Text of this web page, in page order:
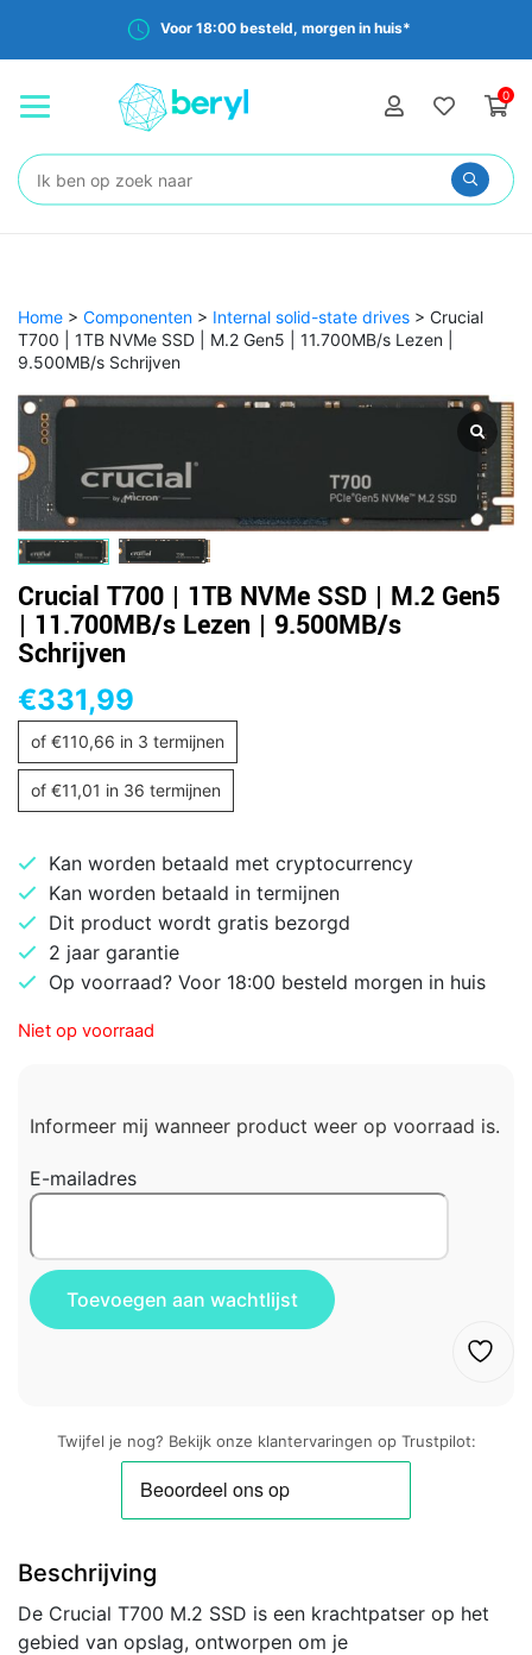
Voor 18:00 besteld, morgen in huis*
0
Zoeken:
Home > Componenten > Internal solid-state drives > Crucial
T700 | 1TB NVMe SSD | M.2 Gen5 | 11.700MB/s Lezen |
9.500MB/s Schrijven
Crucial T700 | 1TB NVMe SSD | M.2 Gen5
| 11.700MB/s Lezen | 9.500MB/s
Schrijven
€331,99
of €110,66 in 3 termijnen
of €11,01 in 36 termijnen
Kan worden betaald met cryptocurrency
Kan worden betaald in termijnen
Dit product wordt gratis bezorgd
2 jaar garantie
Op voorraad? Voor 18:00 besteld morgen in huis
Niet op voorraad
Informeer mij wanneer product weer op voorraad is.
E-mailadres
Twijfel je nog? Bekijk onze klantervaringen op Trustpilot:
Beschrijving
De Crucial T700 M.2 SSD is een krachtpatser op het
gebied van opslag, ontworpen om je